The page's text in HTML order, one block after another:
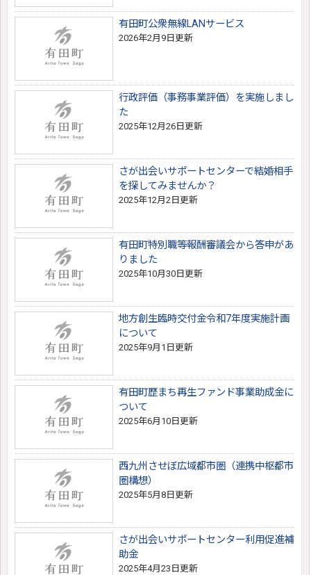
有田町公衆無線LANサービス
2026年2月9日更新
行政評価（事務事業評価）を実施しまし
た
2025年12月26日更新
さが出会いサポートセンターで結婚相手
を探してみませんか？
2025年12月2日更新
有田町特別職等報酬審議会から答申があ
りました
2025年10月30日更新
地方創生臨時交付金令和7年度実施計画
について
2025年9月1日更新
有田町歴まち再生ファンド事業助成金に
ついて
2025年6月10日更新
西九州させぼ広域都市圏（連携中枢都市
圏構想）
2025年5月8日更新
さが出会いサポートセンター利用促進補
助金
2025年4月23日更新